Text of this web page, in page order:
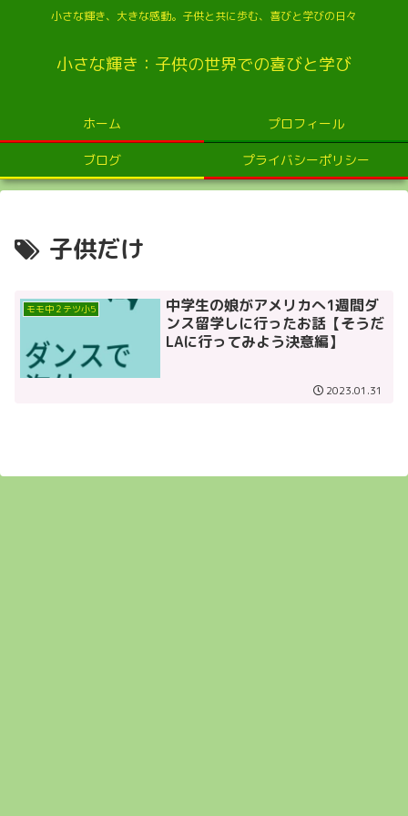
小さな輝き、大きな感動。子供と共に歩む、喜びと学びの日々
小さな輝き：子供の世界での喜びと学び
ホーム プロフィール
ブログ プライバシーポリシー
子供だけ
モモ中２テツ小5
中学生の娘がアメリカへ1週間ダ
ンス留学しに行ったお話【そうだ
LAに行ってみよう決意編】
2023.01.31